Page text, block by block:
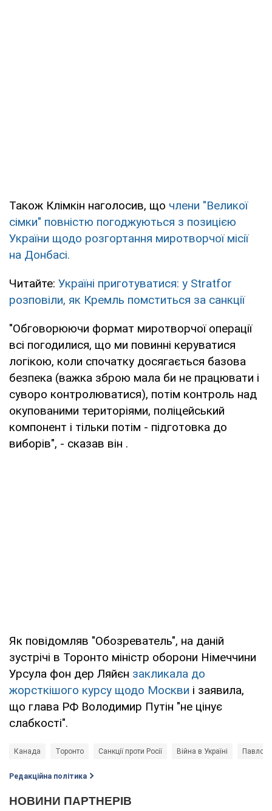
Також Клімкін наголосив, що члени "Великої
сімки" повністю погоджуються з позицією
України щодо розгортання миротворчої місії
на Донбасі.
Читайте: Україні приготуватися: у Stratfor
розповіли, як Кремль помститься за санкції
"Обговорюючи формат миротворчої операції
всі погодилися, що ми повинні керуватися
логікою, коли спочатку досягається базова
безпека (важка зброю мала би не працювати і
суворо контролюватися), потім контроль над
окупованими територіями, поліцейський
компонент і тільки потім - підготовка до
виборів", - сказав він .
Як повідомляв "Обозреватель", на даній
зустрічі в Торонто міністр оборони Німеччини
Урсула фон дер Ляйєн закликала до
жорсткішого курсу щодо Москви і заявила,
що глава РФ Володимир Путін "не цінує
слабкості".
Канада Торонто Санкції проти Росії Війна в Україні Павло
Редакційна політика